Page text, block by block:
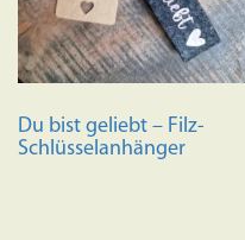
Du bist geliebt – Filz-
Schlüsselanhänger